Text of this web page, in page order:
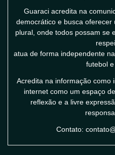
Guaraci acredita na
democrático e busca
plural, onde todos possam se
atua de forma independente
futebol e
Acredita na informação como
internet como um espaço
reflexão e a livre
Contato: